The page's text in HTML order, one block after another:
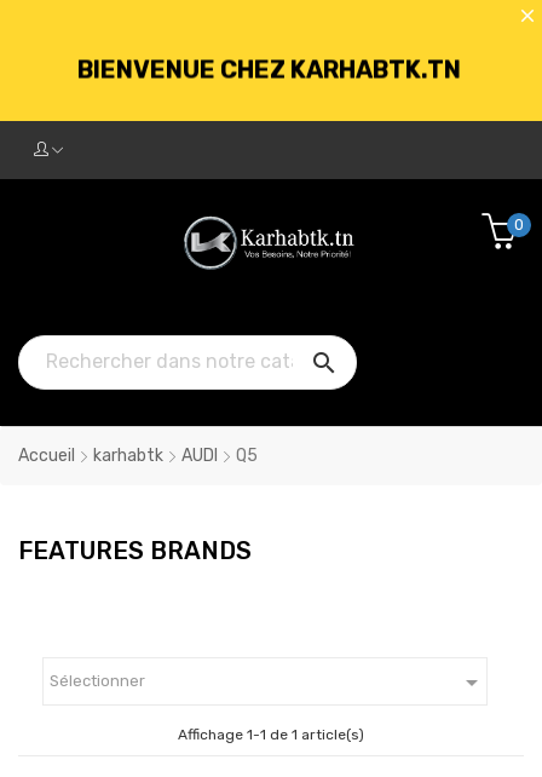
BIENVENUE CHEZ KARHABTK.TN
250DT D'ACHATS

0
Accueil karhabtk AUDI Q5
FEATURES BRANDS
Sélectionner 
Affichage 1-1 de 1 article(s)